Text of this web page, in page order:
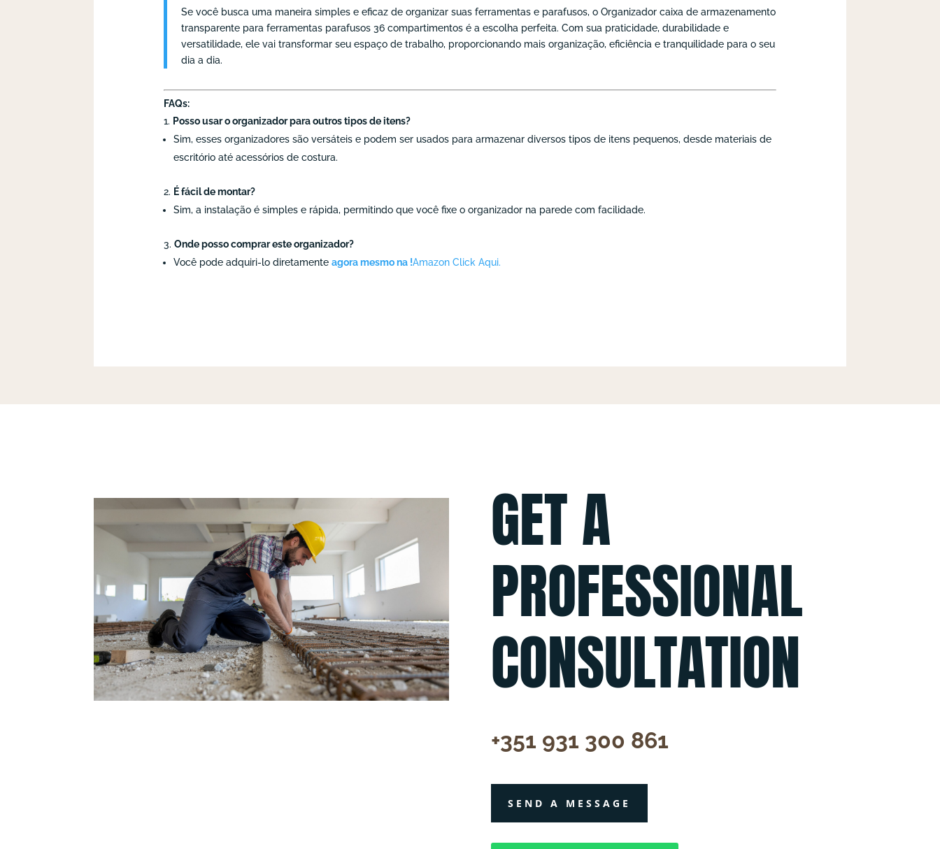
Se você busca uma maneira simples e eficaz de organizar suas ferramentas e parafusos, o Organizador caixa de armazenamento
transparente para ferramentas parafusos 36 compartimentos é a escolha perfeita. Com sua praticidade, durabilidade e
versatilidade, ele vai transformar seu espaço de trabalho, proporcionando mais organização, eficiência e tranquilidade para o seu
dia a dia.
FAQs:
Posso usar o organizador para outros tipos de itens?
Sim, esses organizadores são versáteis e podem ser usados para armazenar diversos tipos de itens pequenos, desde materiais de
escritório até acessórios de costura.
É fácil de montar?
Sim, a instalação é simples e rápida, permitindo que você fixe o organizador na parede com facilidade.
Onde posso comprar este organizador?
Você pode adquiri-lo diretamente agora mesmo na !Amazon Click Aqui.
GET A
PROFESSIONAL
CONSULTATION
+351 931 300 861
SEND A MESSAGE